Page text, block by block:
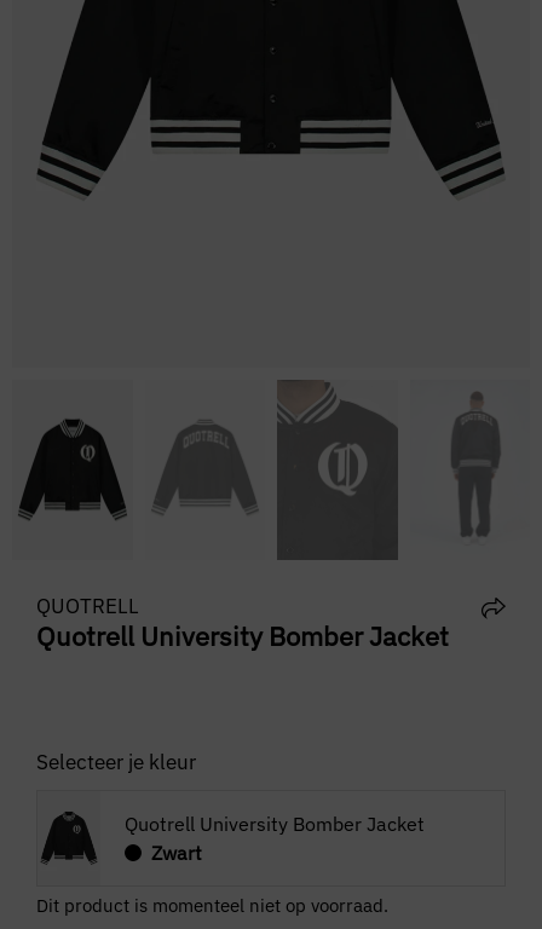
QUOTRELL
Quotrell University Bomber Jacket
Selecteer je kleur
Quotrell University Bomber Jacket
Zwart
Dit product is momenteel niet op voorraad.